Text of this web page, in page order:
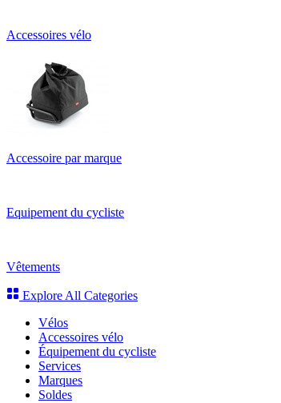
Accessoires vélo
Accessoire par marque
Equipement du cycliste
Vêtements
Explore All Categories
Vélos
Accessoires vélo
Équipement du cycliste
Services
Marques
Soldes